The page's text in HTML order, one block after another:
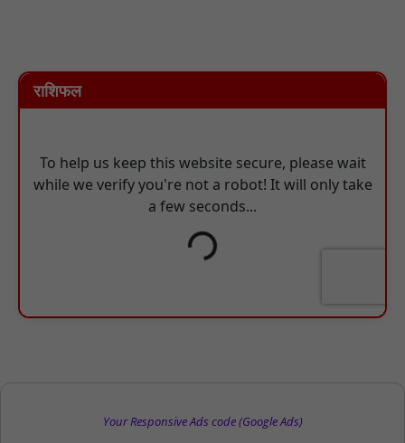
राशिफल
Your Responsive Ads code (Google Ads)